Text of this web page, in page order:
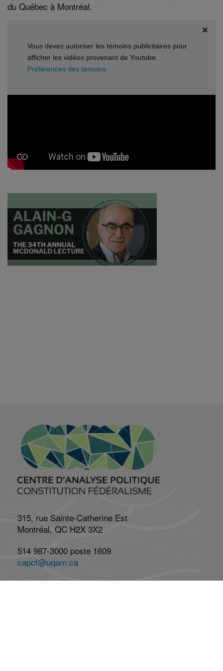
du Québec à Montréal.
Vous devez autoriser les témoins publicitaires pour
afficher les vidéos provenant de Youtube.
Préférences des témoins
315, rue Sainte-Catherine Est
Montréal, QC H2X 3X2
514 987-3000 poste 1609
capcf@uqam.ca
Lundi au vendredi : 8h à 17h